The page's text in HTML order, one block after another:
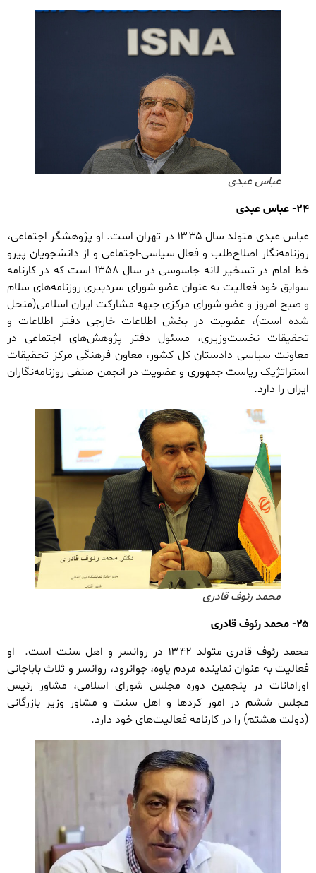
عباس عبدی
۲۴- عباس عبدی
عباس عبدی متولد سال ۱۳۳۵ در تهران است. او پژوهشگر اجتماعی،
روزنامه‌نگار اصلاح‌طلب و فعال سیاسی-اجتماعی و از دانشجویان پیرو
خط امام در تسخیر لانه جاسوسی در سال ۱۳۵۸ است که در کارنامه
سوابق خود فعالیت به عنوان عضو شورای سردبیری روزنامه‌های سلام
و صبح امروز و عضو شورای مرکزی جبهه مشارکت ایران اسلامی(منحل
شده است)، عضویت در بخش اطلاعات خارجی دفتر اطلاعات و
تحقیقات نخست‌وزیری، مسئول دفتر پژوهش‌های اجتماعی در
معاونت سیاسی دادستان کل کشور، معاون فرهنگی مرکز تحقیقات
استراتژیک ریاست جمهوری و عضویت در انجمن صنفی روزنامه‌نگاران
ایران را دارد.
محمد رئوف قادری
۲۵- محمد رئوف قادری
محمد رئوف قادری متولد ۱۳۴۲ در روانسر و اهل سنت است. او
فعالیت به عنوان نماینده مردم پاوه، جوانرود، روانسر و ثلاث باباجانی
اورامانات در پنجمین دوره مجلس شورای اسلامی، مشاور رئیس‌
مجلس ششم در امور کردها و اهل سنت و مشاور وزیر بازرگانی
(دولت هشتم) را در کارنامه فعالیت‌های خود دارد.